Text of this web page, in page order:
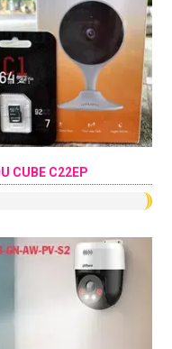
CUBE C22EP